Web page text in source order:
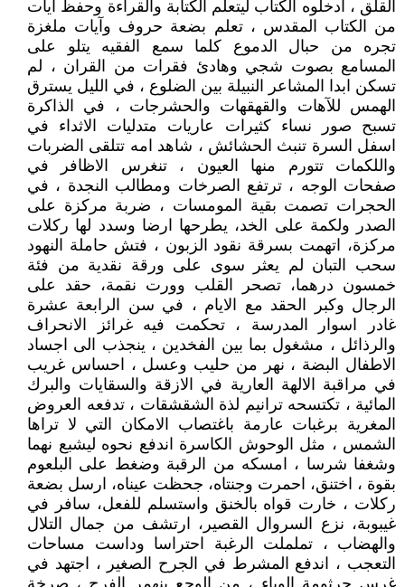
القلق ، ادخلوه الكتاب ليتعلم الكتابة والقراءة وحفظ آيات
من الكتاب المقدس ، تعلم بضعة حروف وآيات ملغزة
تجره من حبال الدموع كلما سمع الفقيه يتلو على
المسامع بصوت شجي وهادئ فقرات من القران ، لم
تسكن ابدا المشاعر النبيلة بين الضلوع ، في الليل يسترق
الهمس للآهات والقهقهات والحشرجات ، في الذاكرة
تسبح صور نساء كثيرات عاريات متدليات الاثداء في
اسفل السرة تنبث الحشائش ، شاهد امه تتلقى الضربات
واللكمات تتورم منها العيون ، تنغرس الاظافر في
صفحات الوجه ، ترتفع الصرخات ومطالب النجدة ، في
الحجرات تصمت بقية المومسات ، ضربة مركزة على
الصدر ولكمة على الخد، يطرحها ارضا وسدد لها ركلات
مركزة، اتهمت بسرقة نقود الزبون ، فتش حاملة النهود
سحب التبان لم يعثر سوى على ورقة نقدية من فئة
خمسون درهما، تصحر القلب وورت نقمة، حقد على
الرجال وكبر الحقد مع الايام ، في سن الرابعة عشرة
غادر اسوار المدرسة ، تحكمت فيه غرائز الانحراف
والرذائل ، مشغول بما بين الفخدين ، ينجذب الى اجساد
الاطفال البضة ، نهر من حليب وعسل ، احساس غريب
في مراقبة الالهة العارية في الازقة والسقايات والبرك
المائية ، تكتسحه ترانيم لذة الشقشقات ، تدفعه العروض
المغرية برغبات عارمة باغتصاب الامكان التي لا تراها
الشمس ، مثل الوحوش الكاسرة اندفع نحوه ليشبع نهما
وشغفا شرسا ، امسكه من الرقبة وضغط على البلعوم
بقوة ، اختنق، احمرت وجنتاه، جحظت عيناه، ارسل بضعة
ركلات ، خارت قواه بالخنق واستسلم للفعل، سافر في
غيبوبة، نزع السروال القصير، ارتشف من جمال التلال
والهضاب ، تململت الرغبة احتراسا وداست مساحات
التعجب ، اندفع المشرط في الجرح الصغير ، اجتهد في